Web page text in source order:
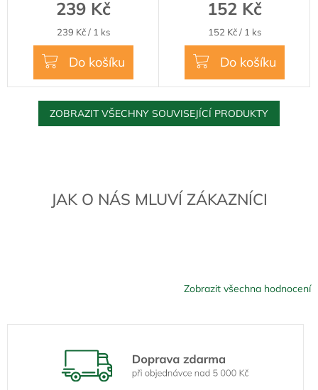
JAK O NÁS MLUVÍ ZÁKAZNÍCI
Zobrazit všechna hodnocení
239 Kč
Měrná
cena:
239 Kč / 1 ks
Do košíku
152 Kč
Měrná
cena:
152 Kč / 1 ks
Do košíku
ZOBRAZIT VŠECHNY SOUVISEJÍCÍ PRODUKTY